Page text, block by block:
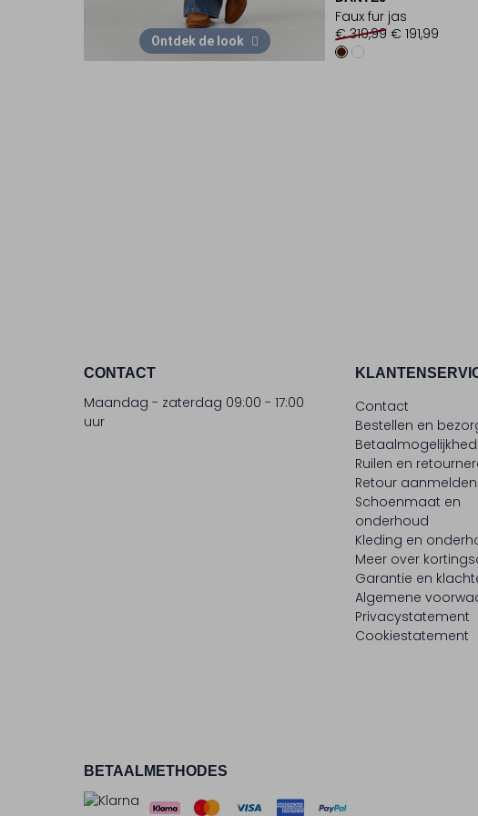
Ontdek de look
Faux fur jas
€ 319,99 € 191,99
CONTACT
Maandag - zaterdag 09:00 - 17:00
uur
Contact
Bestellen en
Ruilen en
Retour aanmelden
Schoenmaat en
onderhoud
Kleding en
Meer over
Garantie en
Algemene
Privacystatement
Cookiestatement
BETAALMETHODES